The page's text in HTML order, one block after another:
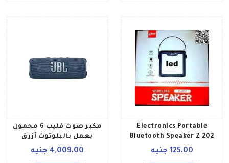
Electronics Portable
Bluetooth Speaker Z 202
Black
125.00 جنيه
مكبر صوت فليب 6 محمول
يعمل بالبلوتوث أزرق
4,009.00 جنيه